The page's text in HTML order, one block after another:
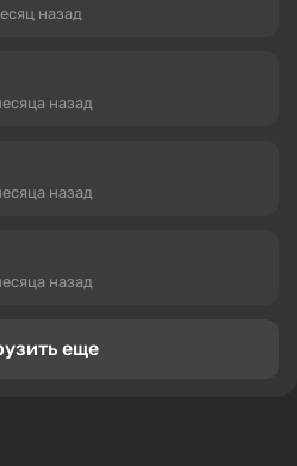
назад
назад
назад
назад
еще